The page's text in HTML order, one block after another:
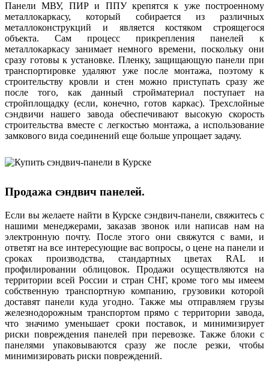
Панели МВУ, ПИР и ППУ крепятся к уже построенному
металлокаркасу, который собирается из различных
металлоконструкций и является костяком строящегося
объекта. Сам процесс прикрепления панелей к
металлокаркасу занимает немного времени, поскольку они
сразу готовы к установке. Пленку, защищающую панели при
транспортировке удаляют уже после монтажа, поэтому к
строительству кровли и стен можно приступать сразу же
после того, как данный стройматериал поступает на
стройплощадку (если, конечно, готов каркас). Трехслойные
сэндвичи нашего завода обеспечивают высокую скорость
строительства вместе с легкостью монтажа, а использование
замкового вида соединений еще больше упрощает задачу.
Продажа сэндвич панелей.
Если вы желаете найти в Курске сэндвич-панели, свяжитесь с
нашими менеджерами, заказав звонок или написав нам на
электронную почту. После этого они свяжутся с вами, и
ответят на все интересующие вас вопросы, о цене на панели и
сроках производства, стандартных цветах RAL и
профилировании облицовок. Продажи осуществляются на
территории всей России и стран СНГ, кроме того мы имеем
собственную транспортную компанию, грузовики которой
доставят панели куда угодно. Также мы отправляем грузы
железнодорожным транспортом прямо с территории завода,
что значимо уменьшает сроки поставок, и минимизирует
риски повреждения панелей при перевозке. Также блоки с
панелями упаковываются сразу же после резки, чтобы
минимизировать риски повреждений.